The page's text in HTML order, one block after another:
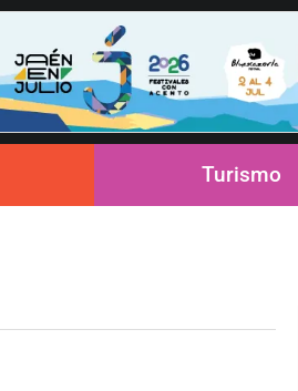
Turismo